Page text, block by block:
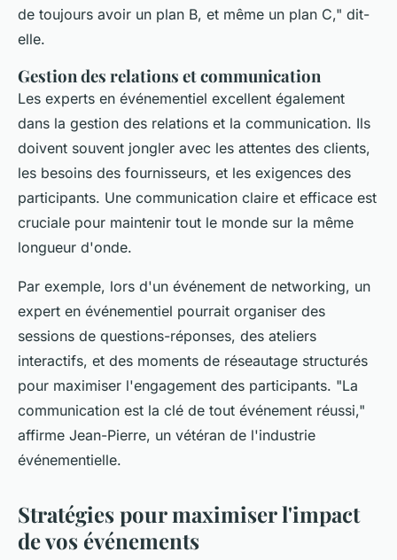
de toujours avoir un plan B, et même un plan C," dit-
elle.
Gestion des relations et communication
Les experts en événementiel excellent également
dans la gestion des relations et la communication. Ils
doivent souvent jongler avec les attentes des clients,
les besoins des fournisseurs, et les exigences des
participants. Une communication claire et efficace est
cruciale pour maintenir tout le monde sur la même
longueur d'onde.
Par exemple, lors d'un événement de networking, un
expert en événementiel pourrait organiser des
sessions de questions-réponses, des ateliers
interactifs, et des moments de réseautage structurés
pour maximiser l'engagement des participants. "La
communication est la clé de tout événement réussi,"
affirme Jean-Pierre, un vétéran de l'industrie
événementielle.
Stratégies pour maximiser l'impact
de vos événements